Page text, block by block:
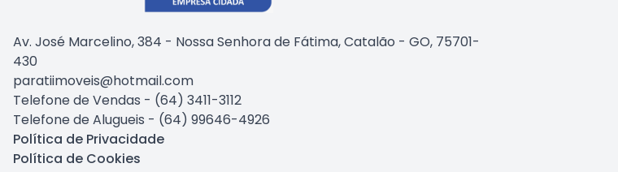
Av. José Marcelino, 384 - Nossa Senhora de Fátima, Catalão - GO, 75701-
430
paratiimoveis@hotmail.com
Telefone de Vendas - (64) 3411-3112
Telefone de Alugueis - (64) 99646-4926
Política de Privacidade
Política de Cookies